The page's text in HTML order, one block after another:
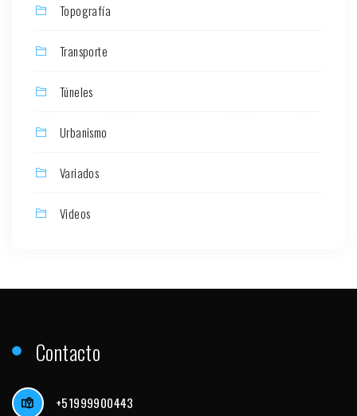
Topografía
Transporte
Túneles
Urbanismo
Variados
Videos
Contacto
+51999900443